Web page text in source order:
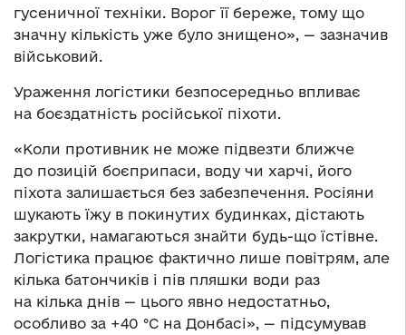
гусеничної техніки. Ворог її береже, тому що
значну кількість уже було знищено», — зазначив
військовий.
Ураження логістики безпосередньо впливає
на боєздатність російської піхоти.
«Коли противник не може підвезти ближче
до позицій боєприпаси, воду чи харчі, його
піхота залишається без забезпечення. Росіяни
шукають їжу в покинутих будинках, дістають
закрутки, намагаються знайти будь-що їстівне.
Логістика працює фактично лише повітрям, але
кілька батончиків і пів пляшки води раз
на кілька днів — цього явно недостатньо,
особливо за +40 °C на Донбасі», — підсумував